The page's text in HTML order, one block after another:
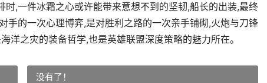
,一件冰霜之心或许能带来意想不到的坚韧,船长的出装,最终
手的一次心理博弈,是对胜利之路的一次亲手铺砌,火炮与刀锋
洋之灾的装备哲学,也是英雄联盟深度策略的魅力所在。
没有了！